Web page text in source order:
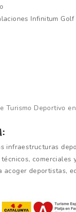
Infinitum Golf
Turismo Deportivo
infraestructuras
comerciales
acoger deportistas,